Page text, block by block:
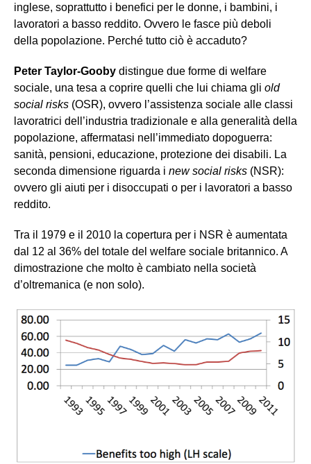
inglese, soprattutto i benefici per le donne, i bambini, i
lavoratori a basso reddito. Ovvero le fasce più deboli
della popolazione. Perché tutto ciò è accaduto?
Peter Taylor-Gooby distingue due forme di welfare
sociale, una tesa a coprire quelli che lui chiama gli old
social risks (OSR), ovvero l’assistenza sociale alle classi
lavoratrici dell’industria tradizionale e alla generalità della
popolazione, affermatasi nell’immediato dopoguerra:
sanità, pensioni, educazione, protezione dei disabili. La
seconda dimensione riguarda i newsocial risks (NSR):
ovvero gli aiuti per i disoccupati o per i lavoratori a basso
reddito.
Tra il 1979 e il 2010 la copertura per i NSR è aumentata
dal 12 al 36% del totale del welfare sociale britannico. A
dimostrazione che molto è cambiato nella società
d’oltremanica (e non solo).